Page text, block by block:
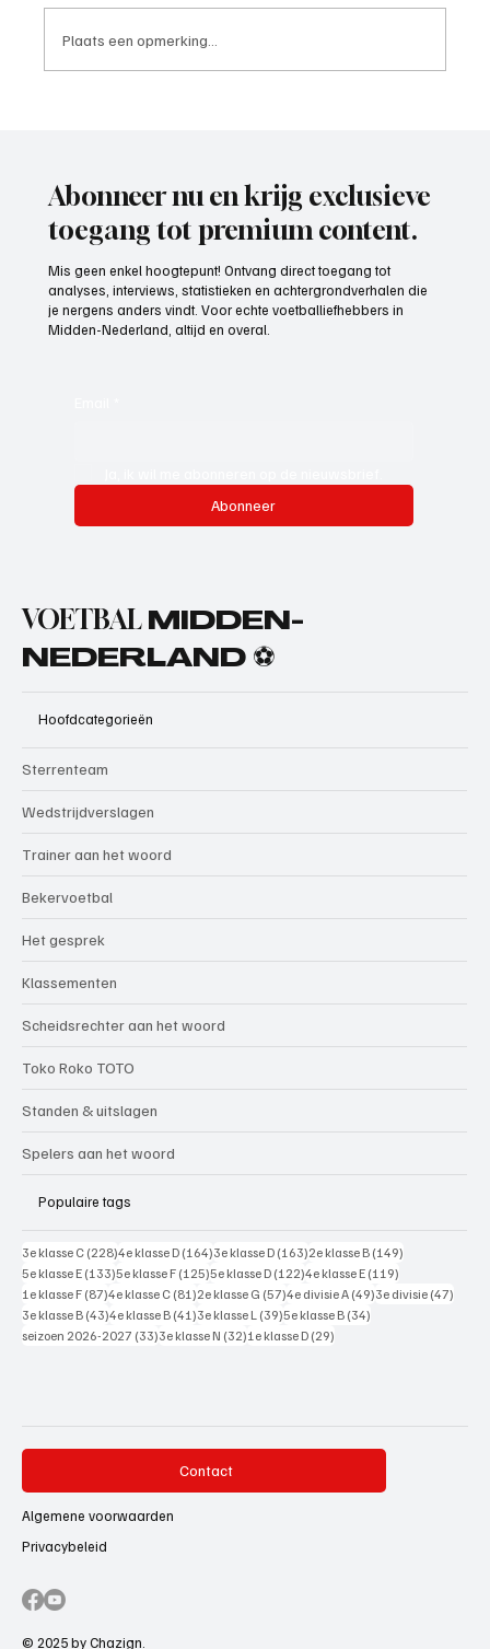
Plaats een opmerking...
Abonneer nu en krijg exclusieve
toegang tot premium content.
Mis geen enkel hoogtepunt! Ontvang direct toegang tot
analyses, interviews, statistieken en achtergrondverhalen die
je nergens anders vindt. Voor echte voetballiefhebbers in
Midden-Nederland, altijd en overal.
Abonneer
VOETBAL MIDDEN-
NEDERLAND ⚽
Hoofdcategorieën
Sterrenteam
Wedstrijdverslagen
Trainer aan het woord
Bekervoetbal
Het gesprek
Klassementen
Scheidsrechter aan het woord
Toko Roko TOTO
Standen & uitslagen
Spelers aan het woord
Populaire tags
3e klasse C (228)228 posts
4e klasse D (164)164 posts
3e klasse D (163)163 posts
2e klasse B (149)
5e klasse E (133)133 posts
5e klasse F (125)125 posts
5e klasse D (122)122 posts
4e klasse E (119)
1e klasse F (87)87 posts
4e klasse C (81)81 posts
2e klasse G (57)57 posts
4e divisie A (49)49 posts
3e divisie (47)
3e klasse B (43)43 posts
4e klasse B (41)41 posts
3e klasse L (39)39 posts
5e klasse B (34)
seizoen 2026-2027 (33)33 posts
3e klasse N (32)32 posts
1e klasse D (29)
Contact
Algemene voorwaarden
Privacybeleid
© 2025 by Chazign.